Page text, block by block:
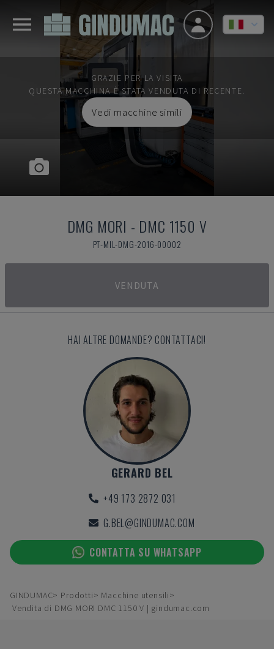
GRAZIE PER LA VISITA
QUESTA MACCHINA È STATA VENDUTA DI RECENTE.
Vedi macchine simili
DMG MORI - DMC 1150 V
PT-MIL-DMG-2016-00002
VENDUTA
HAI ALTRE DOMANDE? CONTATTACI!
GERARD BEL
+49 173 2872 031
G.BEL@GINDUMAC.COM
CONTATTA SU WHATSAPP
GINDUMAC Prodotti
Macchine utensili
Vendita di DMG MORI DMC 1150 V | gindumac.com